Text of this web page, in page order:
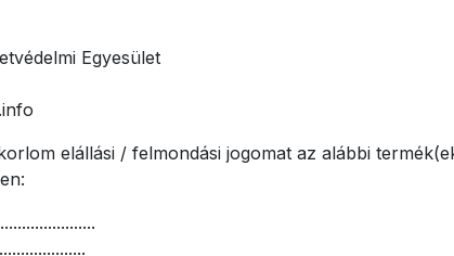
Egyesület
elállási / felmondási jogomat az alábbi